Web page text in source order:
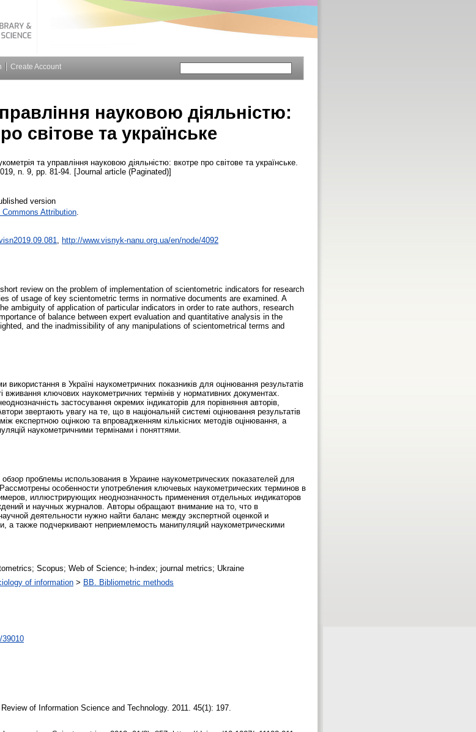
Create Account
науковою діяльністю:
світове та українське
та управління науковою діяльністю: вкотре про світове та українське.
n. 9, pp. 81-94. [Journal article (Paginated)]
version
Commons Attribution
http://www.visnyk-nanu.org.ua/en/node/4092
review on the problem of implementation of scientometric indicators for research
of usage of key scientometric terms in normative documents are examined. A
ambiguity of application of particular indicators in order to rate authors, research
of balance between expert evaluation and quantitative analysis in the
and the inadmissibility of any manipulations of scientometrical terms and
використання в Україні наукометричних показників для оцінювання результатів
вживання ключових наукометричних термінів у нормативних документах.
застосування окремих індикаторів для порівняння авторів,
звертають увагу на те, що в національній системі оцінювання результатів
експертною оцінкою та впровадженням кількісних методів оцінювання, а
наукометричними термінами і поняттями.
проблемы использования в Украине наукометрических показателей для
особенности употребления ключевых наукометрических терминов в
иллюстрирующих неоднозначность применения отдельных индикаторов
и научных журналов. Авторы обращают внимание на то, что в
деятельности нужно найти баланс между экспертной оценкой и
а также подчеркивают неприемлемость манипуляций наукометрическими
Scopus; Web of Science; h-index; journal metrics; Ukraine
of information > BB. Bibliometric methods
39010
of Information Science and Technology. 2011. 45(1): 197.